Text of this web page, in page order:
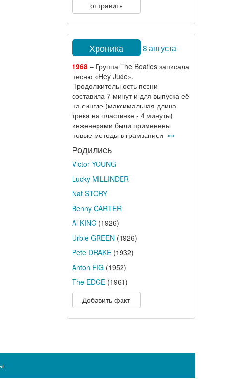
отправить
Хроника 8 августа
1968– Группа The Beatles записала
песню «Hey Jude».
Продолжительность песни
составила 7 минут и для выпуска её
на сингле (максимальная длина
трека на пластинке - 4 минуты)
инженерами были применены
новые методы в грамзаписи »»
Родились
Victor YOUNG
Lucky MILLINDER
Nat STORY
Benny CARTER
Al KING (1926)
Urbie GREEN (1926)
Pete DRAKE(1932)
Anton FIG (1952)
The EDGE(1961)
Добавить факт